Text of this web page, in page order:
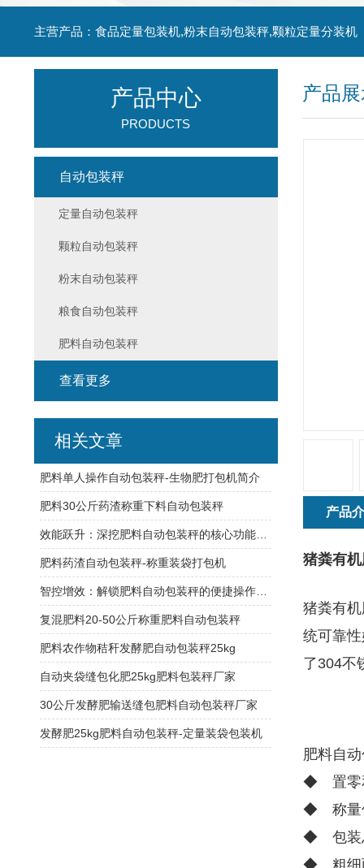
主营产品：食品定量包装机,粉末自动包装秤,颗粒定量分装机
产品
产品
猪粪有
猪粪有
统可靠
了304不
肥料自
◆ 置零
◆ 称量
◆ 包装
◆ 粗细
产品中心
PRODUCTS
自动包装秤
定量自动包装秤
颗粒自动包装秤
粉末自动包装秤
粮食自动包装秤
肥料自动包装秤
查看更多
相关文章
肥料单人操作自动包装秤-生物肥打包机简介
肥料30公斤药渣称重下料自动包装秤
肥料药渣自动包装秤-称重装袋打包机
复混肥料20-50公斤称重肥料自动包装秤
肥料农作物秸秆发酵肥自动包装秤25kg
自动夹袋缝包化肥25kg肥料包装秤厂家
30公斤发酵肥输送缝包肥料自动包装秤厂家
发酵肥25kg肥料自动包装秤-定量装袋包装机